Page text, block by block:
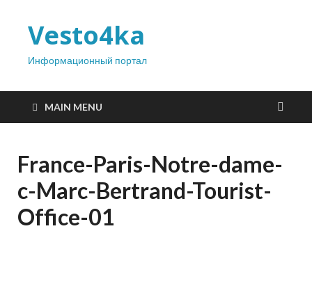
Vesto4ka
Информационный портал
MAIN MENU
France-Paris-Notre-dame-
c-Marc-Bertrand-Tourist-
Office-01